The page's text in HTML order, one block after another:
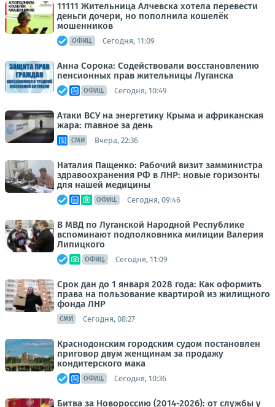
11111 Жительница Алчевска хотела перевести
деньги дочери, но пополнила кошелёк
мошенников
ОФИЦ. Сегодня, 11:09
Анна Сорока: Содействовали восстановлению
пенсионных прав жительницы Луганска
ОФИЦ. Сегодня, 10:49
Атаки ВСУ на энергетику Крыма и африканская
жара: главное за день
СМИ Вчера, 22:36
Наталия Пащенко: Рабочий визит замминистра
здравоохранения РФ в ЛНР: новые горизонты
для нашей медицины
ОФИЦ. Сегодня, 09:46
В МВД по Луганской Народной Республике
вспоминают подполковника милиции Валерия
Липицкого
ОФИЦ. Сегодня, 11:09
Срок дан до 1 января 2028 года: Как оформить
права на пользование квартирой из жилищного
фонда ЛНР
СМИ Сегодня, 08:27
Краснодонским городским судом постановлен
приговор двум женщинам за продажу
кондитерского мака
ОФИЦ. Сегодня, 10:36
Битва за Новороссию (2014-2026): от службы у